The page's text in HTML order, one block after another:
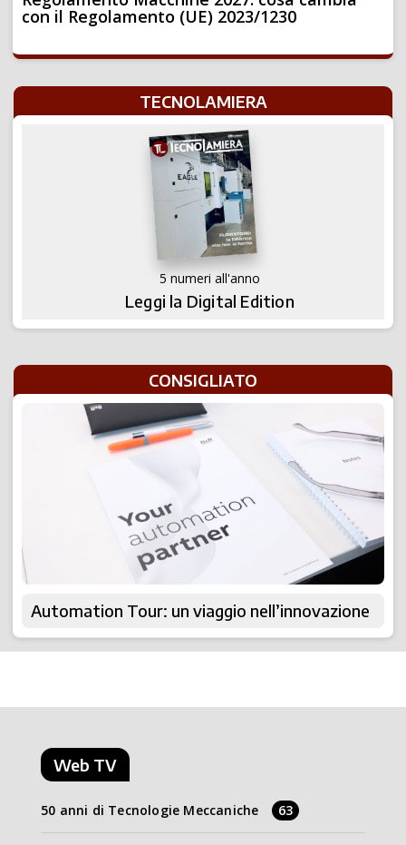
con il Regolamento (UE) 2023/1230
TECNOLAMIERA
5 numeri all'anno
Leggi la Digital Edition
CONSIGLIATO
Automation Tour: un viaggio nell’innovazione
Web TV
50 anni di Tecnologie Meccaniche 63